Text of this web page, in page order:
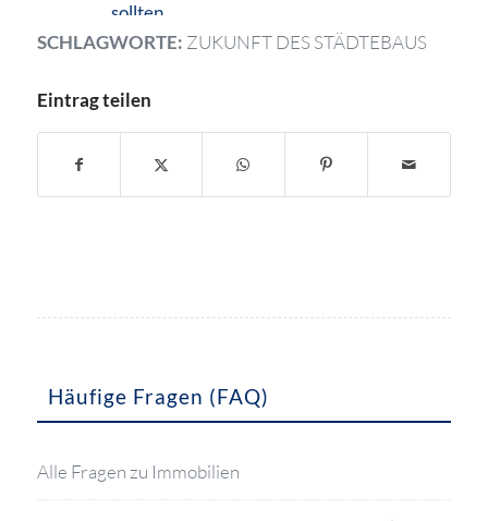
sollten
SCHLAGWORTE: ZUKUNFT DES STÄDTEBAUS
Eintrag teilen
Häufige Fragen (FAQ)
Alle Fragen zu Immobilien